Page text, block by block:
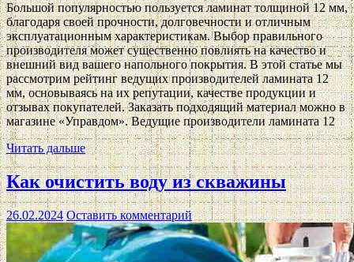
Большой популярностью пользуется ламинат толщиной 12 мм,
благодаря своей прочности, долговечности и отличным
эксплуатационным характеристикам. Выбор правильного
производителя может существенно повлиять на качество и
внешний вид вашего напольного покрытия. В этой статье мы
рассмотрим рейтинг ведущих производителей ламината 12
мм, основываясь на их репутации, качестве продукции и
отзывах покупателей. Заказать подходящий материал можно в
магазине «Управдом». Ведущие производители ламината 12
Читать дальше
Как очистить воду из скважины
26.02.2024 Оставить комментарий